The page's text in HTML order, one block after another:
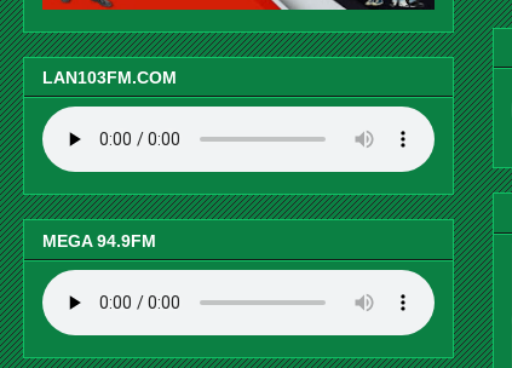
LAN103FM.COM
MEGA 94.9FM